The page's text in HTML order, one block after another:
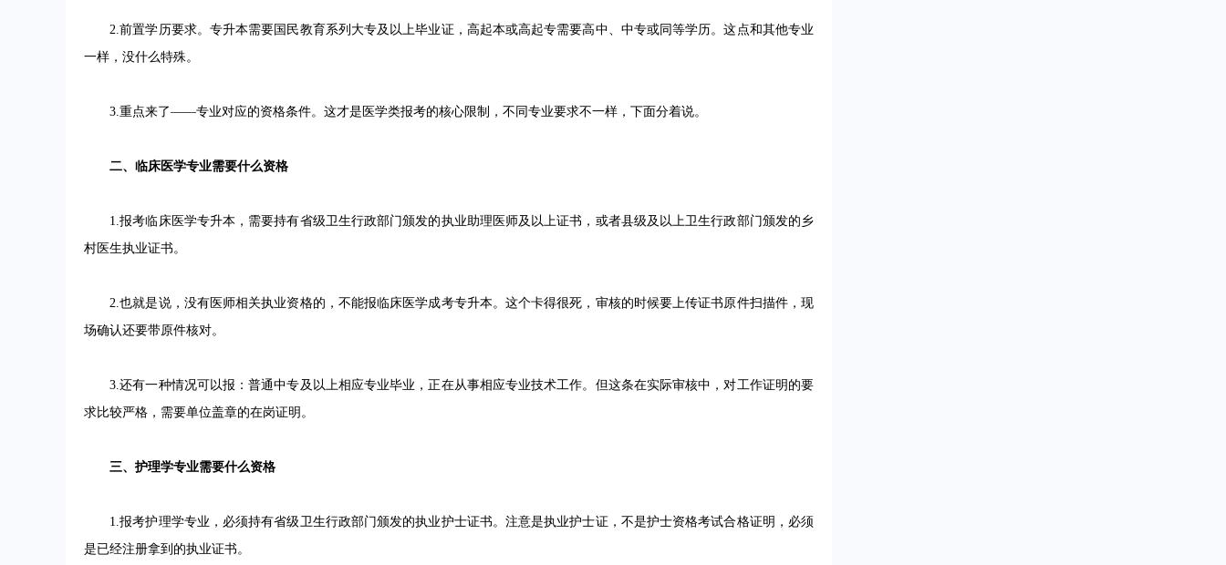
2.前置学历要求。专升本需要国民教育系列大专及以上毕业证，高起本或高起专需要高中、中专或同等学历。这点和其他专业
一样，没什么特殊。
3.重点来了——专业对应的资格条件。这才是医学类报考的核心限制，不同专业要求不一样，下面分着说。
二、临床医学专业需要什么资格
1.报考临床医学专升本，需要持有省级卫生行政部门颁发的执业助理医师及以上证书，或者县级及以上卫生行政部门颁发的乡
村医生执业证书。
2.也就是说，没有医师相关执业资格的，不能报临床医学成考专升本。这个卡得很死，审核的时候要上传证书原件扫描件，现
场确认还要带原件核对。
3.还有一种情况可以报：普通中专及以上相应专业毕业，正在从事相应专业技术工作。但这条在实际审核中，对工作证明的要
求比较严格，需要单位盖章的在岗证明。
三、护理学专业需要什么资格
1.报考护理学专业，必须持有省级卫生行政部门颁发的执业护士证书。注意是执业护士证，不是护士资格考试合格证明，必须
是已经注册拿到的执业证书。